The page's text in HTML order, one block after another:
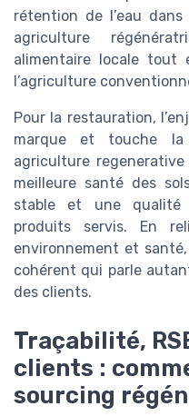
rétention de l’eau
agriculture
alimentaire locale tout
l’agriculture
Pour la restauration,
marque et touche la
agriculture
meilleure santé des
stable et une qualité
produits servis. En
environnement et
cohérent qui parle
des clients.
Traçabilité,
clients :
sourcing